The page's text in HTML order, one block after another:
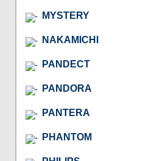
MYSTERY
NAKAMICHI
PANDECT
PANDORA
PANTERA
PHANTOM